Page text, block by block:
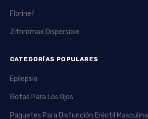
Florinef
Zithromax Dispersible
CATEGORÍAS POPULARES
Epilepsia
Gotas Para Los Ojos
Paquetes Para Disfunción Eréctil Masculina